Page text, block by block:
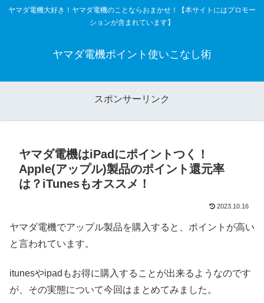
ヤマダ電機大好き！ヤマダ電機のことならおまかせ！【本サイトにはプロモー
ションが含まれています】
ヤマダ電機ポイント使いこなし術
スポンサーリンク
ヤマダ電機はiPadにポイントつく！
Apple(アップル)製品のポイント還元率
は？iTunesもオススメ！
2023.10.16
ヤマダ電機でアップル製品を購入すると、ポイントが高い
と言われています。
itunesやipadもお得に購入することが出来るようなのです
が、その実態について今回はまとめてみました。